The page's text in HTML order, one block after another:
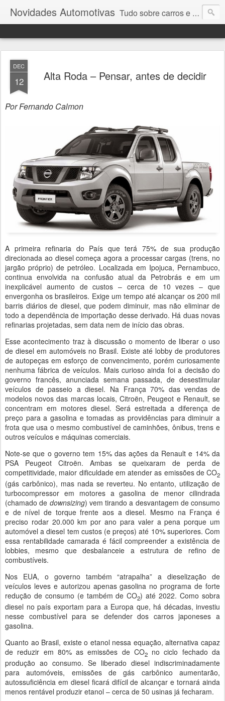
Novidades Automotivas Tudo sobre carros e motores
DEC
12 Alta Roda – Pensar, antes de decidir
Por Fernando Calmon
A primeira refinaria do País que terá 75% de sua produção
direcionada ao diesel começa agora a processar cargas (trens, no
jargão próprio) de petróleo. Localizada em Ipojuca, Pernambuco,
continua envolvida na confusão atual da Petrobrás e em um
inexplicável aumento de custos – cerca de 10 vezes – que
envergonha os brasileiros. Exige um tempo até alcançar os 200 mil
barris diários de diesel, que podem diminuir, mas não eliminar de
todo a dependência de importação desse derivado. Há duas novas
refinarias projetadas, sem data nem de início das obras.
Esse acontecimento traz à discussão o momento de liberar o uso
de diesel em automóveis no Brasil. Existe até lobby de produtores
de autopeças em esforço de convencimento, porém curiosamente
nenhuma fábrica de veículos. Mais curioso ainda foi a decisão do
governo francês, anunciada semana passada, de desestimular
veículos de passeio a diesel. Na França 70% das vendas de
modelos novos das marcas locais, Citroën, Peugeot e Renault, se
concentram em motores diesel. Será estreitada a diferença de
preço para a gasolina e tomadas as providências para diminuir a
frota que usa o mesmo combustível de caminhões, ônibus, trens e
outros veículos e máquinas comerciais.
Note-se que o governo tem 15% das ações da Renault e 14% da
PSA Peugeot Citroën. Ambas se queixaram de perda de
competitividade, maior dificuldade em atender as emissões de CO2
(gás carbônico), mas nada se reverteu. No entanto, utilização de
turbocompressor em motores a gasolina de menor cilindrada
(chamado de downsizing) vem tirando a desvantagem de consumo
e de nível de torque frente aos a diesel. Mesmo na França é
preciso rodar 20.000 km por ano para valer a pena porque um
automóvel a diesel tem custos (e preços) até 10% superiores. Com
essa rentabilidade camarada é fácil compreender a existência de
lobbies, mesmo que desbalanceie a estrutura de refino de
combustíveis.
Nos EUA, o governo também “atrapalha” a dieselização de
veículos leves e autorizou apenas gasolina no programa de forte
redução de consumo (e também de CO2) até 2022. Como sobra
diesel no país exportam para a Europa que, há décadas, investiu
nesse combustível para se defender dos carros japoneses a
gasolina.
Quanto ao Brasil, existe o etanol nessa equação, alternativa capaz
de reduzir em 80% as emissões de CO2no ciclo fechado da
produção ao consumo. Se liberado diesel indiscriminadamente
para automóveis, emissões de gás carbônico aumentarão,
autossuficiência em diesel ficará difícil de alcançar e tornará ainda
menos rentável produzir etanol – cerca de 50 usinas já fecharam.